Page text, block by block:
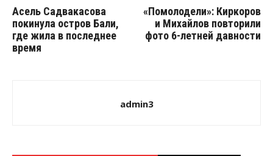
Асель Садвакасова
покинула остров Бали,
где жила в последнее
время
«Помолодели»: Киркоров
и Михайлов повторили
фото 6-летней давности
admin3